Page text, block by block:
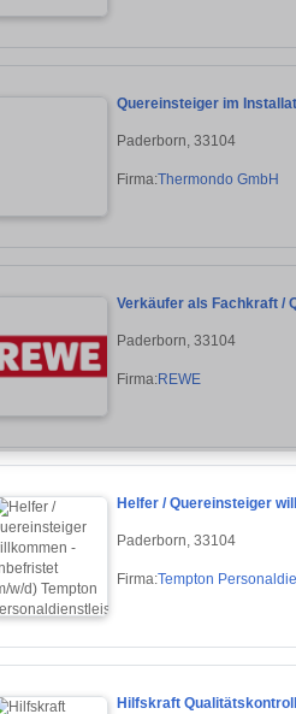
Quereinsteiger im
Paderborn, 33104
Firma:Thermondo GmbH
Verkäufer als Fachkraft /
Paderborn, 33104
Firma:REWE
Helfer / Quereinsteiger
Paderborn, 33104
Firma:Tempton
Hilfskraft